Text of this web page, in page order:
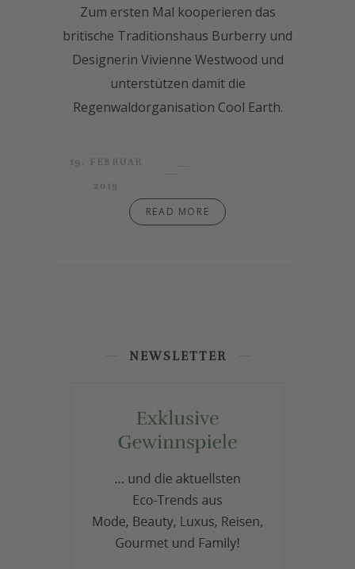
Zum ersten Mal kooperieren das
britische Traditionshaus Burberry und
Designerin Vivienne Westwood und
unterstützen damit die
Regenwaldorganisation Cool Earth.
19. FEBRUAR
2019
READ MORE
NEWSLETTER